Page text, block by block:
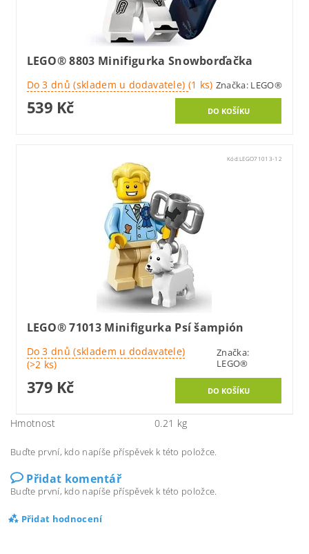
LEGO® 8803 Minifigurka Snowborďačka
Do 3 dnů (skladem u dodavatele) (1 ks) Značka: LEGO®
539 Kč
Kód:LEGO71013-12
LEGO® 71013 Minifigurka Psí šampión
Do 3 dnů (skladem u dodavatele)
(>2 ks)
Značka:
LEGO®
379 Kč
Hmotnost 0.21 kg
Buďte první, kdo napíše příspěvek k této položce.
Přidat komentář
Buďte první, kdo napíše příspěvek k této položce.
Přidat hodnocení